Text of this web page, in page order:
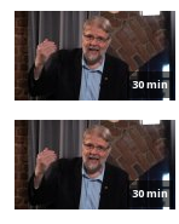
30 min
30 min